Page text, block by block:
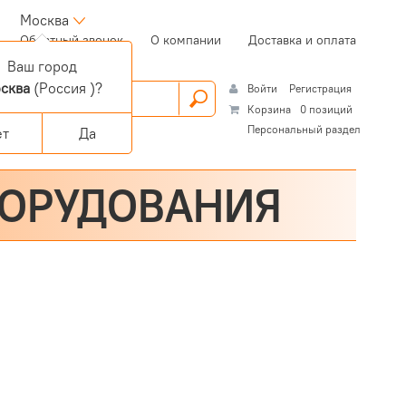
Москва
Обратный звонок(current)О компании Доставка и оплата
Войти
Регистрация
Корзина
0 позиций
Персональный раздел
Ваш город
(Россия )?
Да